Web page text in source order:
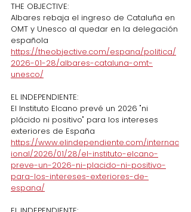
THE OBJECTIVE:
Albares rebaja el ingreso de Cataluña en
OMT y Unesco al quedar en la delegación
española
https://theobjective.com/espana/politica/
2026-01-28/albares-cataluna-omt-
unesco/
EL INDEPENDIENTE:
El Instituto Elcano prevé un 2026 "ni
plácido ni positivo" para los intereses
exteriores de España
https://www.elindependiente.com/internac
ional/2026/01/28/el-instituto-elcano-
preve-un-2026-ni-placido-ni-positivo-
para-los-intereses-exteriores-de-
espana/